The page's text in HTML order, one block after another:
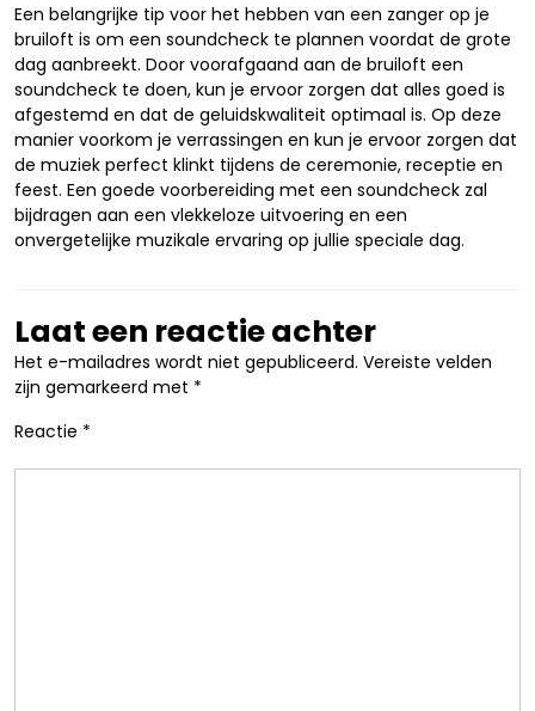
Een belangrijke tip voor het hebben van een zanger op je
bruiloft is om een soundcheck te plannen voordat de grote
dag aanbreekt. Door voorafgaand aan de bruiloft een
soundcheck te doen, kun je ervoor zorgen dat alles goed is
afgestemd en dat de geluidskwaliteit optimaal is. Op deze
manier voorkom je verrassingen en kun je ervoor zorgen dat
de muziek perfect klinkt tijdens de ceremonie, receptie en
feest. Een goede voorbereiding met een soundcheck zal
bijdragen aan een vlekkeloze uitvoering en een
onvergetelijke muzikale ervaring op jullie speciale dag.
Laat een reactie achter
Het e-mailadres wordt niet gepubliceerd. Vereiste velden
zijn gemarkeerd met *
Reactie *